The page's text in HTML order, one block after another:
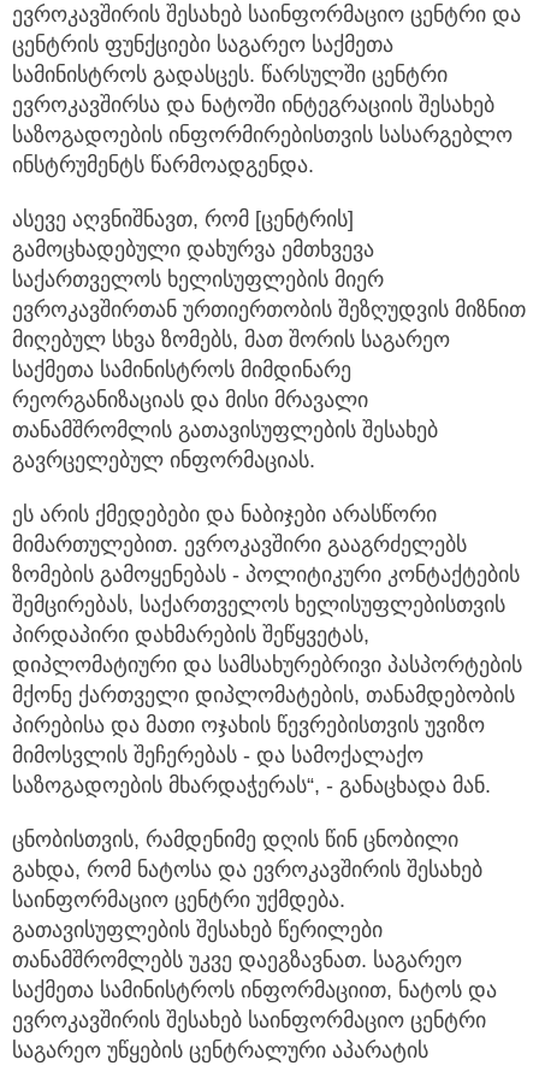
ევროკავშირის შესახებ საინფორმაციო ცენტრი და
ცენტრის ფუნქციები საგარეო საქმეთა
სამინისტროს გადასცეს. წარსულში ცენტრი
ევროკავშირსა და ნატოში ინტეგრაციის შესახებ
საზოგადოების ინფორმირებისთვის სასარგებლო
ინსტრუმენტს წარმოადგენდა.
ასევე აღვნიშნავთ, რომ [ცენტრის]
გამოცხადებული დახურვა ემთხვევა
საქართველოს ხელისუფლების მიერ
ევროკავშირთან ურთიერთობის შეზღუდვის მიზნით
მიღებულ სხვა ზომებს, მათ შორის საგარეო
საქმეთა სამინისტროს მიმდინარე
რეორგანიზაციას და მისი მრავალი
თანამშრომლის გათავისუფლების შესახებ
გავრცელებულ ინფორმაციას.
ეს არის ქმედებები და ნაბიჯები არასწორი
მიმართულებით. ევროკავშირი გააგრძელებს
ზომების გამოყენებას - პოლიტიკური კონტაქტების
შემცირებას, საქართველოს ხელისუფლებისთვის
პირდაპირი დახმარების შეწყვეტას,
დიპლომატიური და სამსახურებრივი პასპორტების
მქონე ქართველი დიპლომატების, თანამდებობის
პირებისა და მათი ოჯახის წევრებისთვის უვიზო
მიმოსვლის შეჩერებას - და სამოქალაქო
საზოგადოების მხარდაჭერას“, - განაცხადა მან.
ცნობისთვის, რამდენიმე დღის წინ ცნობილი
გახდა, რომ ნატოსა და ევროკავშირის შესახებ
საინფორმაციო ცენტრი უქმდება.
გათავისუფლების შესახებ წერილები
თანამშრომლებს უკვე დაეგზავნათ. საგარეო
საქმეთა სამინისტროს ინფორმაციით, ნატოს და
ევროკავშირის შესახებ საინფორმაციო ცენტრი
საგარეო უწყების ცენტრალური აპარატის